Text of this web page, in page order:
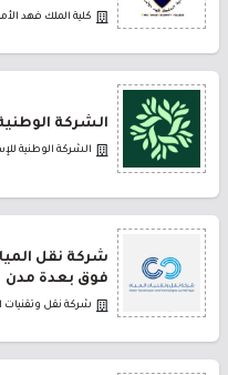
كلية الملك فهد
الشركة
الشركة الوطنية
شركة نقل
فوق بعدة مدن
شركة نقل وتقنيات